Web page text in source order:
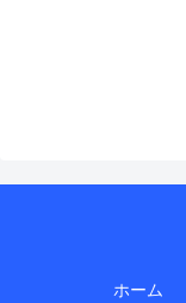
ホーム